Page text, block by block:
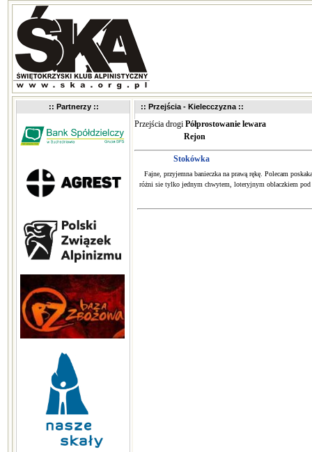
:: Partnerzy :: :: Przejścia - Kielecczyzna ::
Przejścia drogi Półprostowanie lewara
Rejon
Stokówka
Fajne, przyjemna banieczka na prawą rękę. Polecam
różni sie tylko jednym chwytem, loteryjnym oblaczkiem pod